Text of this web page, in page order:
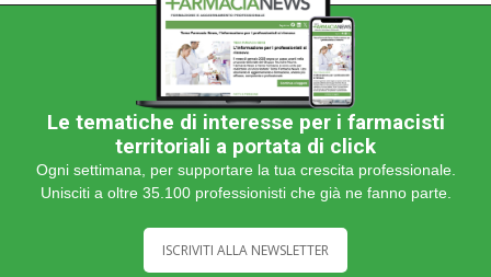
Le tematiche di interesse per i farmacisti
territoriali a portata di click
Ogni settimana, per supportare la tua crescita professionale.
Unisciti a oltre 35.100 professionisti che già ne fanno parte.
ISCRIVITI ALLA NEWSLETTER